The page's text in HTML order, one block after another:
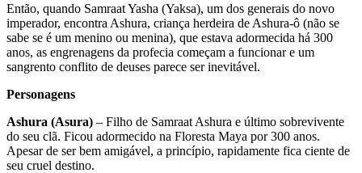
Então, quando Samraat Yasha (Yaksa), um dos generais do novo
imperador, encontra Ashura, criança herdeira de Ashura-ô (não se
sabe se é um menino ou menina), que estava adormecida há 300
anos, as engrenagens da profecia começam a funcionar e um
sangrento conflito de deuses parece ser inevitável.
Personagens
Ashura (Asura) – Filho de Samraat Ashura e último sobrevivente
do seu clã. Ficou adormecido na Floresta Maya por 300 anos.
Apesar de ser bem amigável, a princípio, rapidamente fica ciente de
seu cruel destino.